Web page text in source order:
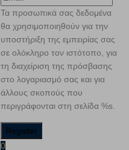
Τα προσωπικά σας δεδομένα
θα χρησιμοποιηθούν για την
υποστήριξη της εμπειρίας σας
σε ολόκληρο τον ιστότοπο, για
τη διαχείριση της πρόσβασης
στο λογαριασμό σας και για
άλλους σκοπούς που
περιγράφονται στη σελίδα %s.
0